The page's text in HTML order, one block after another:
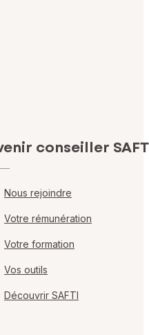
conseiller
Nous rejoindre
Votre rémunération
Votre formation
Vos outils
Découvrir SAFTI